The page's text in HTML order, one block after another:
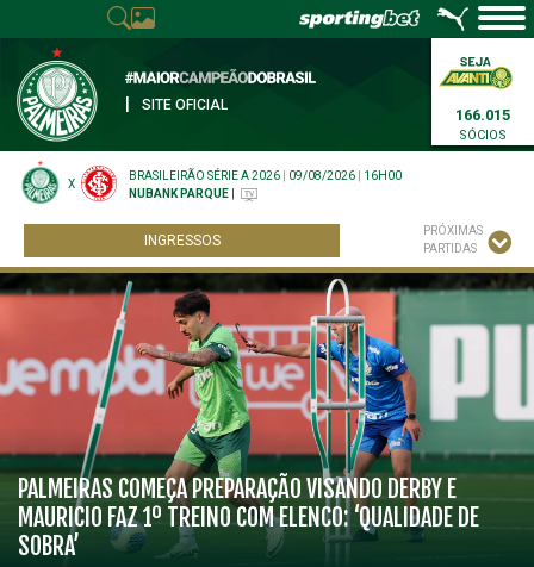
SITE OFICIAL
166.015
SÓCIOS
X
BRASILEIRÃO SÉRIE A 2026 09/08/2026
16H00
NUBANK PARQUE
INGRESSOS
PRÓXIMAS
PARTIDAS
PALMEIRAS COMEÇA PREPARAÇÃO VISANDO DERBY E
MAURICIO FAZ 1º TREINO COM ELENCO: ‘QUALIDADE DE
SOBRA’